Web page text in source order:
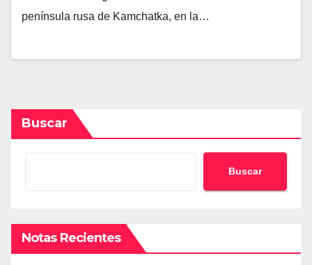
península rusa de Kamchatka, en la…
Buscar
Buscar
Notas Recientes